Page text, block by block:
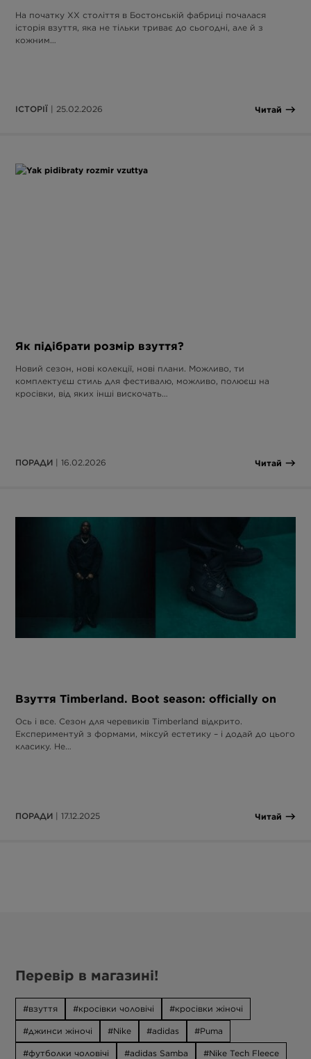
На початку XX століття в Бостонській фабриці почалася
історія взуття, яка не тільки триває до сьогодні, але й з
кожним…
ІСТОРІЇ | 25.02.2026 Читай
Як підібрати розмір взуття?
Новий сезон, нові колекції, нові плани. Можливо, ти
комплектуєш стиль для фестивалю, можливо, полюєш на
кросівки, від яких інші вискочать…
ПОРАДИ | 16.02.2026 Читай
Взуття Timberland. Boot season: officially on
Ось і все. Сезон для черевиків Timberland відкрито.
Експериментуй з формами, міксуй естетику – і додай до цього
класику. Не…
ПОРАДИ | 17.12.2025 Читай
Перевір в магазині!
взуття кросівки чоловічі кросівки жіночі
джинси жіночі Nike adidas Puma
футболки чоловічі adidas Samba Nike Tech Fleece